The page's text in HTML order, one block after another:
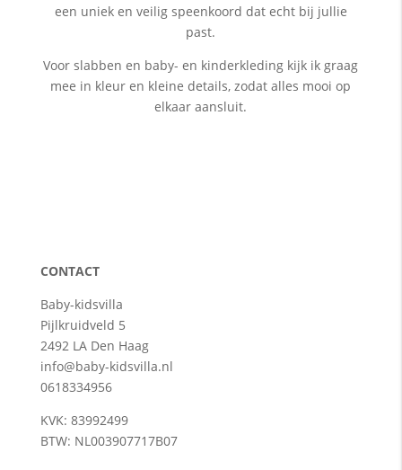
een uniek en veilig speenkoord dat echt bij jullie
past.
Voor slabben en baby- en kinderkleding kijk ik graag
mee in kleur en kleine details, zodat alles mooi op
elkaar aansluit.
CONTACT
Baby-kidsvilla
Pijlkruidveld 5
2492 LA Den Haag
info@baby-kidsvilla.nl
0618334956
KVK: 83992499
BTW: NL003907717B07